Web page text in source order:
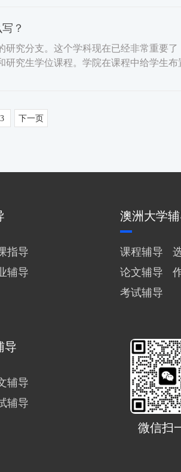
？
究分支。这个学科现在已经非常重要了
研究生学位课程。学院在课程中给学生布
3 下一页
指导
辅导
澳洲大学
课程辅导
论文辅导
考试辅导
导
辅导
辅导
微信扫